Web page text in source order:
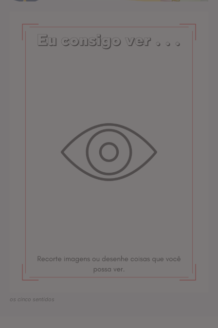
os cinco sentidos